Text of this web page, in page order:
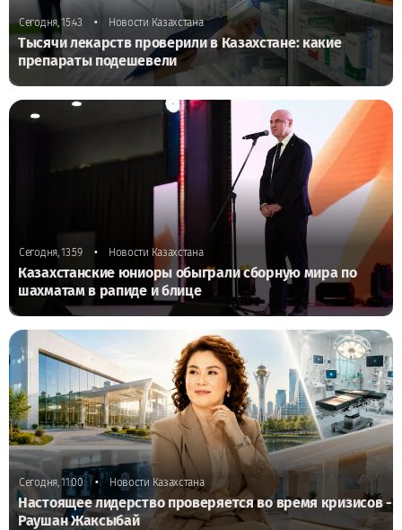
Сегодня, 15:43 • Новости Казахстана
Тысячи лекарств проверили в Казахстане: какие
препараты подешевели
Сегодня, 13:59 • Новости Казахстана
Казахстанские юниоры обыграли сборную мира по
шахматам в рапиде и блице
Сегодня, 11:00 • Новости Казахстана
Настоящее лидерство проверяется во время кризисов -
Раушан Жаксыбай